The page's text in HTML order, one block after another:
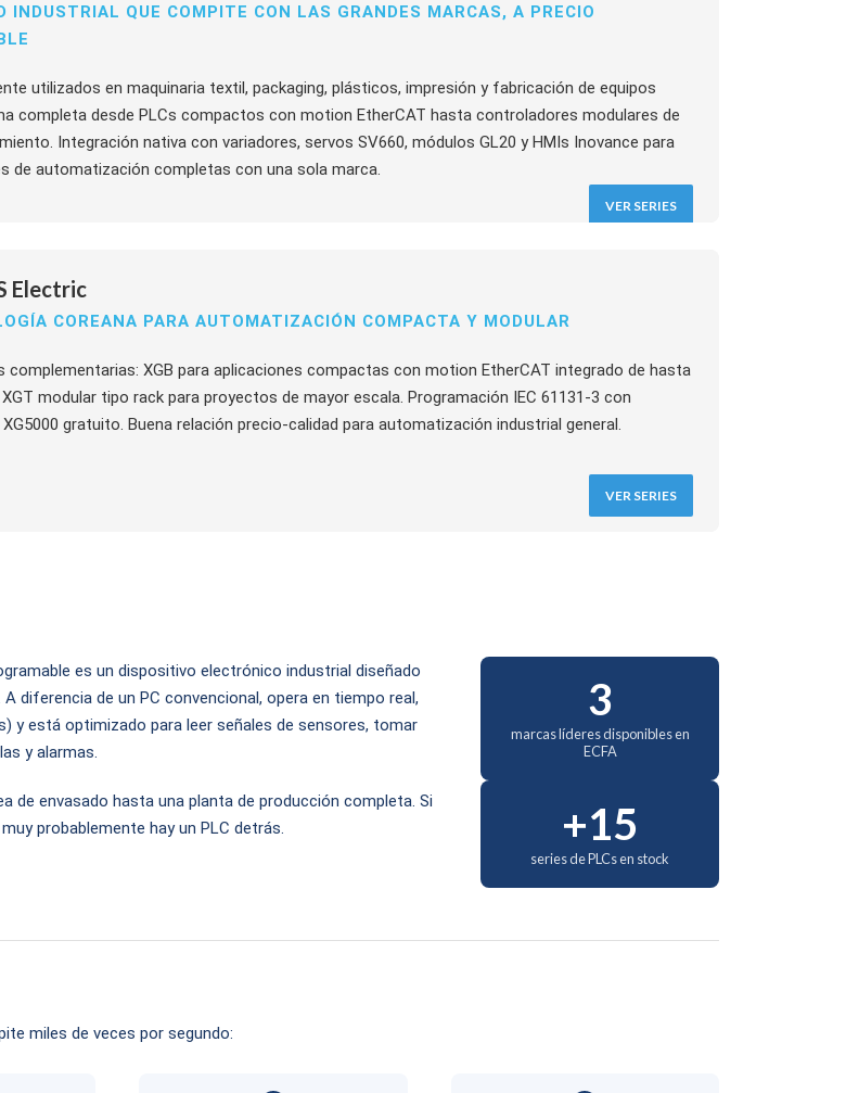
INDUSTRIAL QUE COMPITE CON LAS GRANDES MARCAS, A PRECIO
utilizados en maquinaria textil, packaging, plásticos, impresión y fabricación de equipos
completa desde PLCs compactos con motion EtherCAT hasta controladores modulares de
Integración nativa con variadores, servos SV660, módulos GL20 y HMIs Inovance para
de automatización completas con una sola marca.
VER SERIES
Electric
COREANA PARA AUTOMATIZACIÓN COMPACTA Y MODULAR
complementarias: XGB para aplicaciones compactas con motion EtherCAT integrado de hasta
modular tipo rack para proyectos de mayor escala. Programación IEC 61131-3 con
gratuito. Buena relación precio-calidad para automatización industrial general.
VER SERIES
es un dispositivo electrónico industrial diseñado
diferencia de un PC convencional, opera en tiempo real,
y está optimizado para leer señales de sensores, tomar
y alarmas.
de envasado hasta una planta de producción completa. Si
probablemente hay un PLC detrás.
3
marcas líderes disponibles en
ECFA
+15
series de PLCs en stock
miles de veces por segundo: